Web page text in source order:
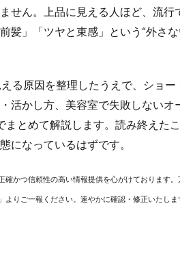
せん。上品に見える人ほど、流行
髪」「ツヤと束感」という“外さ
る原因を整理したうえで、ショ
活かし方、美容室で失敗しないオ
まとめて解説します。読み終えた
になっているはずです。
確かつ信頼性の高い情報提供を心がけております
」よりご一報ください。速やかに確認・修正いたしま